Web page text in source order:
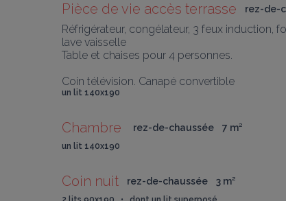
Pièce de vie accès terrasse rez-de-
Réfrigérateur, congélateur, 3 feux induction,
lave vaisselle
Table et chaises pour 4 personnes.
Coin télévision. Canapé convertible
un lit 140x190
Chambre rez-de-chaussée 7 m²
un lit 140x190
Coin nuit rez-de-chaussée 3 m²